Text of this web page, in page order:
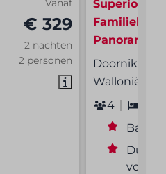
Vanaf
€ 329
2 nachten
2 personen
Superior
Doornik,
Wallonië
4
Balkon
voor 2